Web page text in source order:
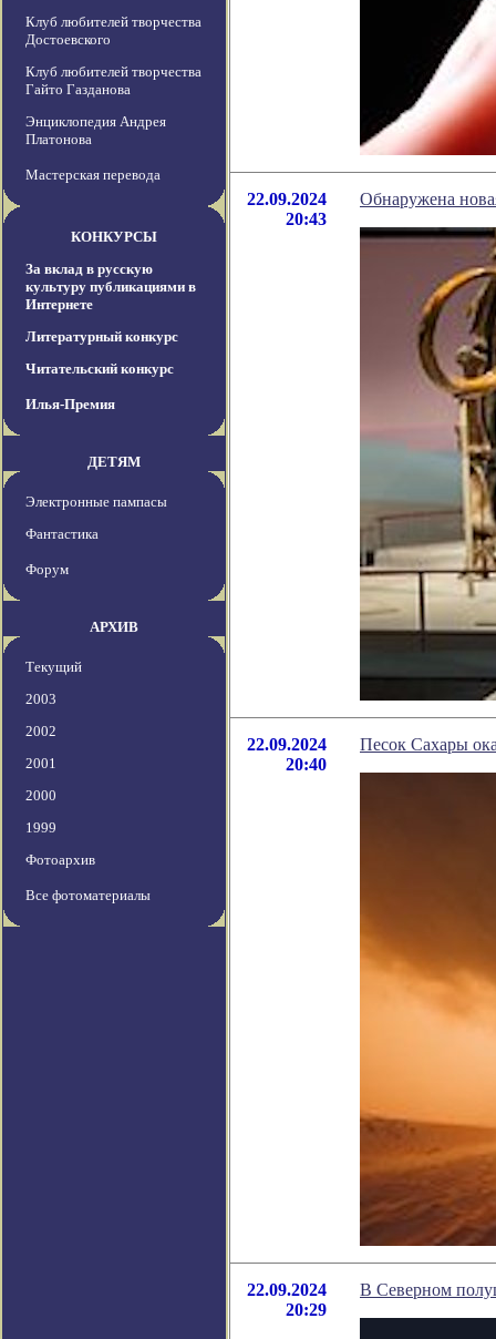
Клуб любителей творчества
Достоевского
Клуб любителей творчества
Гайто Газданова
Энциклопедия Андрея
Платонова
Мастерская перевода
КОНКУРСЫ
За вклад в русскую
культуру публикациями в
Интернете
Литературный конкурс
Читательский конкурс
Илья-Премия
ДЕТЯМ
Электронные пампасы
Фантастика
Форум
АРХИВ
Текущий
2003
2002
2001
2000
1999
Фотоархив
Все фотоматериалы
22.09.2024
20:43
Обнаружена
22.09.2024
20:40
Песок Сахары
22.09.2024
20:29
В Северном